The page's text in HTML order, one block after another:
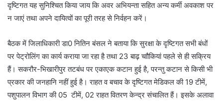
दृष्टिगत यह सुनिश्चित किया जाय कि अवर अभियन्ता सहित अन्य कर्मी अवकाश पर
न जाएं तथा अपने दायित्वों का पूरी तरह से निर्वहन करें।
बैठक में जिलाधिकारी डा0 नितिन बंसल ने बताया कि सुरक्षा के दृष्टिगत सभी बंधों
पर पेट्रोलिंग का कार्य कराया जा रहा है तथा 23 बाढ़ चाौकियां पहले से ही सक्रिय
हैं। सकरौर-भिखारीपुर तटबंध पर एकाएक कटान हुई है, परन्तु कटान से किसी भी
प्रकार की जनहानि नहीं हुई है। राहत व बचाव के दृष्टिगत मेडिकल की 19 टीमें,
पशुपालन विभाग की 05 टीमें, 02 राहत वितरण केन्द्र संचालित हैं। इसके अलावा